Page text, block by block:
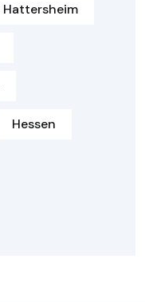
Hattersheim
Hessen